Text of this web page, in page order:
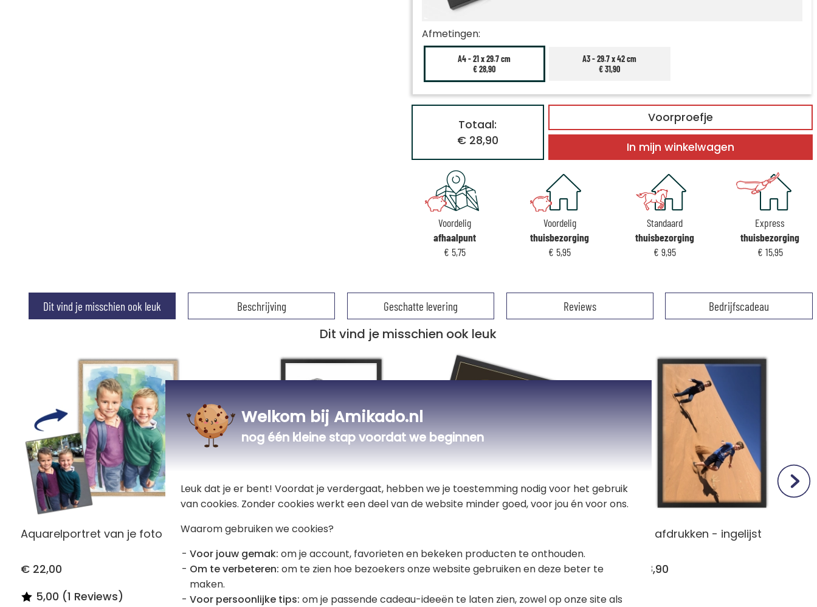
Afmetingen:
A4 - 21 x 29.7 cm
€ 28,90
A3 - 29.7 x 42 cm
€ 31,90
Voorproefje
Totaal:
€ 28,90
In mijn winkelwagen
Voordelig
afhaalpunt
€ 5,75
Voordelig
thuisbezorging
€ 5,95
Standaard
thuisbezorging
€ 9,95
Express
thuisbezorging
€ 15,95
Dit vind je misschien ook leuk Beschrijving Geschatte levering Reviews Bedrijfscadeau
Dit vind je misschien ook leuk
Aquarelportret van je foto
€ 22,00
5,00 (1 Reviews)
Foto omgezet in tekening
€ 22,00
4,70 (164 Reviews)
poster
€ 28,90
5,00 (1 Reviews)
Foto afdrukken - ingelijst
€ 28,90
Welkom bij Amikado.nl
nog één kleine stap voordat we beginnen
Leuk dat je er bent! Voordat je verdergaat, hebben we je toestemming nodig voor het gebruik
van cookies. Zonder cookies werkt een deel van de website minder goed, voor jou én voor ons.
Waarom gebruiken we cookies?
Voor jouw gemak: om je account, favorieten en bekeken producten te onthouden.
Om te verbeteren: om te zien hoe bezoekers onze website gebruiken en deze beter te
maken.
Voor persoonlijke tips: om je passende cadeau-ideeën te laten zien, zowel op onze site als